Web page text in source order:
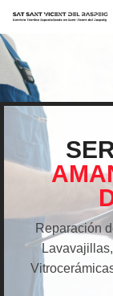
Saltar
al
contenido
Reparación